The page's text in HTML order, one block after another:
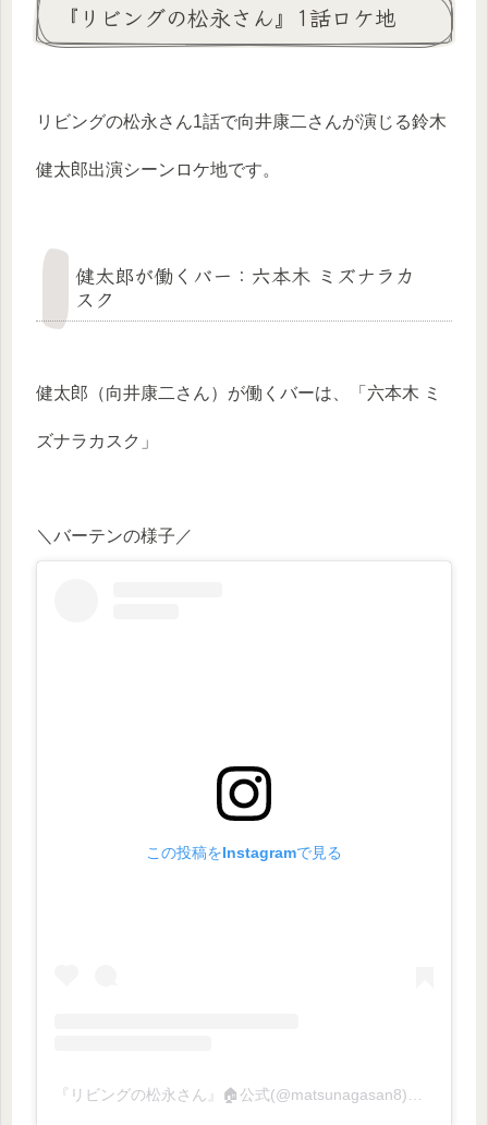
『リビングの松永さん』1話ロケ地
リビングの松永さん1話で向井康二さんが演じる鈴木
健太郎出演シーンロケ地です。
健太郎が働くバー：六本木 ミズナラカ
スク
健太郎（向井康二さん）が働くバーは、「六本木 ミ
ズナラカスク」
＼バーテンの様子／
この投稿をInstagramで見る